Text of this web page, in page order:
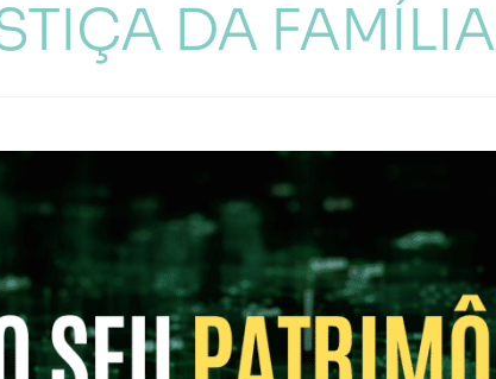
DA FAMÍLIA